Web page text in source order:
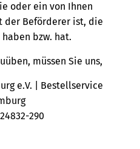
oder ein von Ihnen
der Beförderer ist, die
bzw. hat.
müssen Sie uns,
e.V. | Bestellservice
290